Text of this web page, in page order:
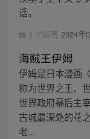
话。
1 个回答 2024年
海贼王伊姆
伊姆是日本漫画
称为世界之王、
世界政府幕后主
古城最深处的花
老...